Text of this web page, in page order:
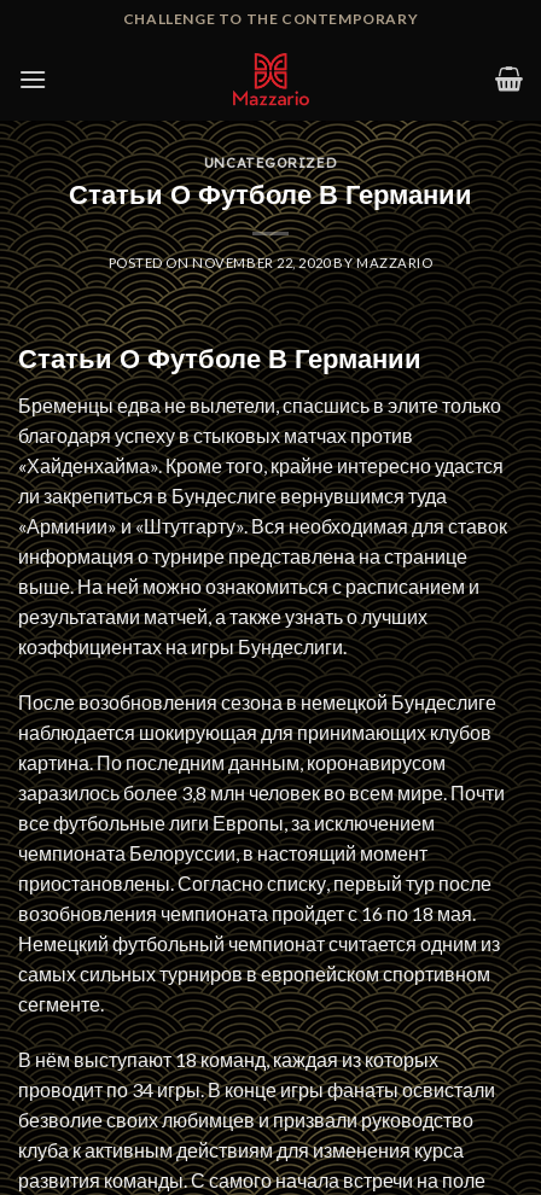
content
CHALLENGE TO THE CONTEMPORARY
UNCATEGORIZED
Статьи О Футболе В Германии
POSTED ONNOVEMBER 22, 2020BYMAZZARIO
Статьи О Футболе В Германии
Бременцы едва не вылетели, спасшись в элите только
благодаря успеху в стыковых матчах против
«Хайденхайма».Кроме того, крайне интересно удастся
ли закрепиться в Бундеслиге вернувшимся туда
«Арминии» и «Штутгарту». Вся необходимая для ставок
информация о турнире представлена на странице
выше. На ней можно ознакомиться с расписанием и
результатами матчей, а также узнать о лучших
коэффициентах на игры Бундеслиги.
После возобновления сезона в немецкой Бундеслиге
наблюдается шокирующая для принимающих клубов
картина. По последним данным, коронавирусом
заразилось более 3,8 млн человек во всем мире. Почти
все футбольные лиги Европы, за исключением
чемпионата Белоруссии, в настоящий момент
приостановлены. Согласно списку, первый тур после
возобновления чемпионата пройдет с 16 по 18 мая.
Немецкий футбольный чемпионат считается одним из
самых сильных турниров в европейском спортивном
сегменте.
В нём выступают 18 команд, каждая из которых
проводит по 34 игры. В конце игры фанаты освистали
безволие своих любимцев и призвали руководство
клуба к активным действиям для изменения курса
развития команды. С самого начала встречи на поле